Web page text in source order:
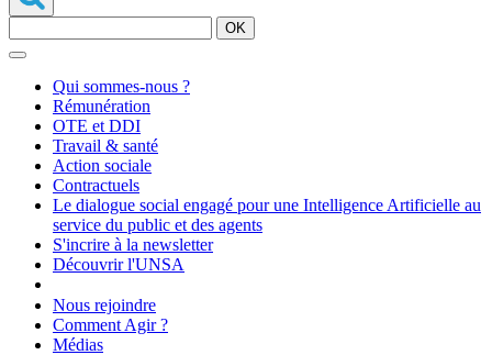
OK
Qui sommes-nous ?
Rémunération
OTE et DDI
Travail & santé
Action sociale
Contractuels
Le dialogue social engagé pour une Intelligence Artificielle au
service du public et des agents
S'incrire à la newsletter
Découvrir l'UNSA
Nous rejoindre
Comment Agir ?
Médias